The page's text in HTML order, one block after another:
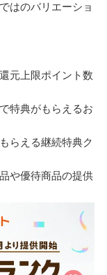
はのバリエーショ
元上限ポイント数
特典がもらえるお
らえる継続特典ク
や優待商品の提供